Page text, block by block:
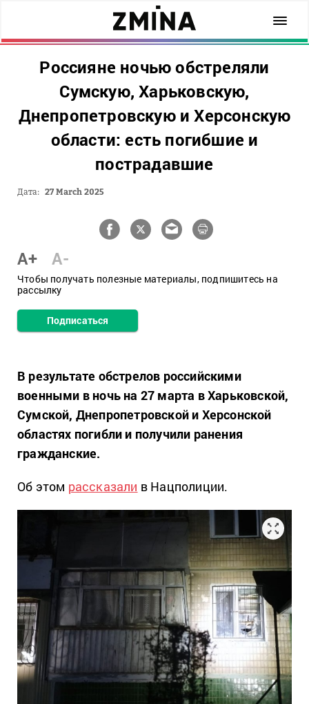
Россияне ночью обстреляли
Сумскую, Харьковскую,
Днепропетровскую и Херсонскую
области: есть погибшие и
пострадавшие
Дата: 27 March 2025
A+ A-
Чтобы получать полезные материалы, подпишитесь на
рассылку
Подписаться
В результате обстрелов российскими
военными в ночь на 27 марта в Харьковской,
Сумской, Днепропетровской и Херсонской
областях погибли и получили ранения
гражданские.
Об этом рассказали в Нацполиции.